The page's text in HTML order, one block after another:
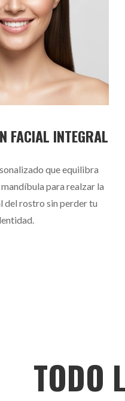
FACIAL INTEGRAL
que equilibra
para realzar la
del rostro sin perder tu
TODO